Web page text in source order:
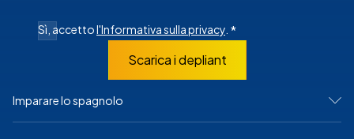
Imparare lo spagnolo
Sì, accettol'Informativa sulla privacy *
Scarica i depliant